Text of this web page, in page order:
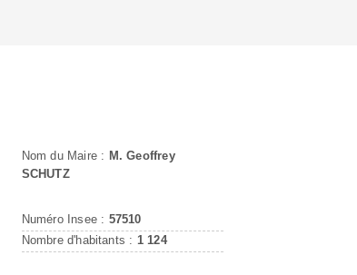
Nom du Maire : M. Geoffrey
SCHUTZ
Numéro Insee : 57510
Nombre d'habitants : 1 124